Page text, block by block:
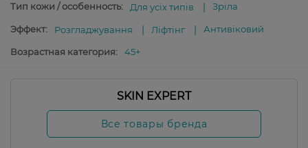
Тип кожи / особенность:
Для усіх типів Зріла
Эффект: Розгладжування Ліфтінг Антивіковий
Возрастная категория: 45+
SKIN EXPERT
Все товары бренда